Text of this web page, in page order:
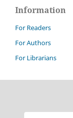
Information
For Readers
For Authors
For Librarians